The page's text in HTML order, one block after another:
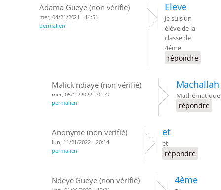
Adama Gueye (non vérifié)
mer, 04/21/2021 - 14:51
permalien
Eleve
Je suis un
élève de la
classe de
4éme
répondre
Malick ndiaye (non vérifié)
mer, 05/11/2022 - 01:42
permalien
Machallah
Mathématique
répondre
Anonyme (non vérifié)
lun, 11/21/2022 - 20:14
permalien
et
et
répondre
Ndeye Gueye (non vérifié) 4ème